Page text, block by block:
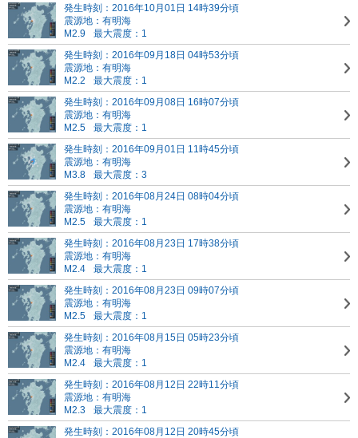
発生時刻：2016年10月01日 14時39分頃
震源地：有明海
M2.9
最大震度：1
発生時刻：2016年09月18日 04時53分頃
震源地：有明海
M2.2
最大震度：1
発生時刻：2016年09月08日 16時07分頃
震源地：有明海
M2.5
最大震度：1
発生時刻：2016年09月01日 11時45分頃
震源地：有明海
M3.8
最大震度：3
発生時刻：2016年08月24日 08時04分頃
震源地：有明海
M2.5
最大震度：1
発生時刻：2016年08月23日 17時38分頃
震源地：有明海
M2.4
最大震度：1
発生時刻：2016年08月23日 09時07分頃
震源地：有明海
M2.5
最大震度：1
発生時刻：2016年08月15日 05時23分頃
震源地：有明海
M2.4
最大震度：1
発生時刻：2016年08月12日 22時11分頃
震源地：有明海
M2.3
最大震度：1
発生時刻：2016年08月12日 20時45分頃